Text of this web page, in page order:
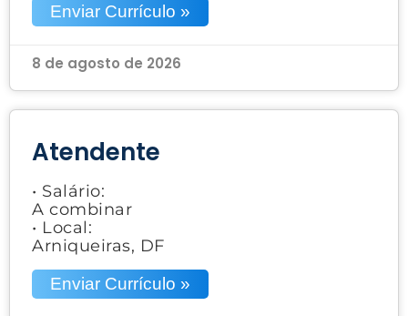
Enviar Currículo »
8 de agosto de 2026
Atendente
• Salário:
A combinar
• Local:
Arniqueiras, DF
Enviar Currículo »